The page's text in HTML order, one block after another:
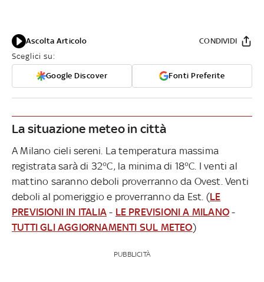
Ascolta Articolo
Sceglici su:
Google Discover Fonti Preferite
CONDIVIDI
La situazione meteo in città
A Milano cieli sereni. La temperatura massima
registrata sarà di 32°C, la minima di 18°C. I venti al
mattino saranno deboli proverranno da Ovest. Venti
deboli al pomeriggio e proverranno da Est. (LE
PREVISIONI IN ITALIA - LE PREVISIONI A MILANO -
TUTTI GLI AGGIORNAMENTI SUL METEO)
PUBBLICITÀ